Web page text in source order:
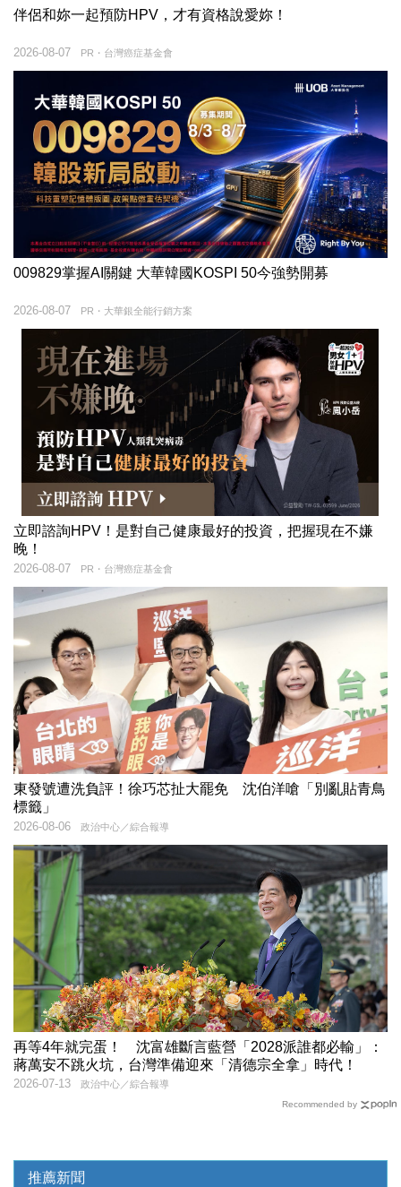
伴侶和妳一起預防HPV，才有資格說愛妳！
PR・台灣癌症基金會
2026-08-07
009829掌握AI關鍵 大華韓國KOSPI 50今強勢開募
PR・大華銀全能行銷方案
2026-08-07
立即諮詢HPV！是對自己健康最好的投資，把握現在不嫌
晚！
PR・台灣癌症基金會
2026-08-07
東發號遭洗負評！徐巧芯扯大罷免 沈伯洋嗆「別亂貼青鳥
標籤」
政治中心／綜合報導
2026-08-06
再等4年就完蛋！ 沈富雄斷言藍營「2028派誰都必輸」：
蔣萬安不跳火坑，台灣準備迎來「清德宗全拿」時代！
政治中心／綜合報導
2026-07-13
Recommended by
推薦新聞